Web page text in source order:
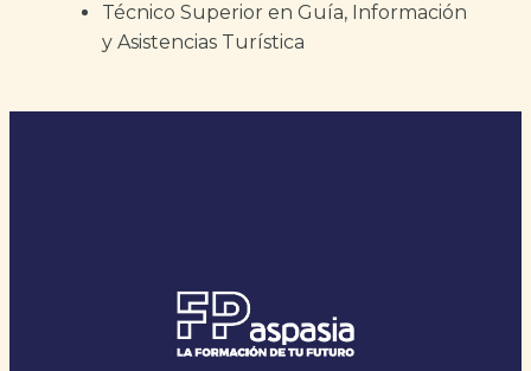
Técnico Superior en Guía, Información
y Asistencias Turística